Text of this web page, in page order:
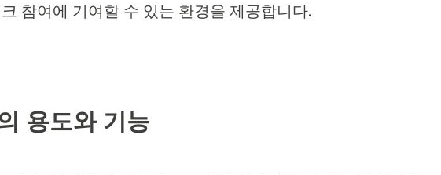
참여에 기여할 수 있는 환경을 제공합니다.
용도와 기능